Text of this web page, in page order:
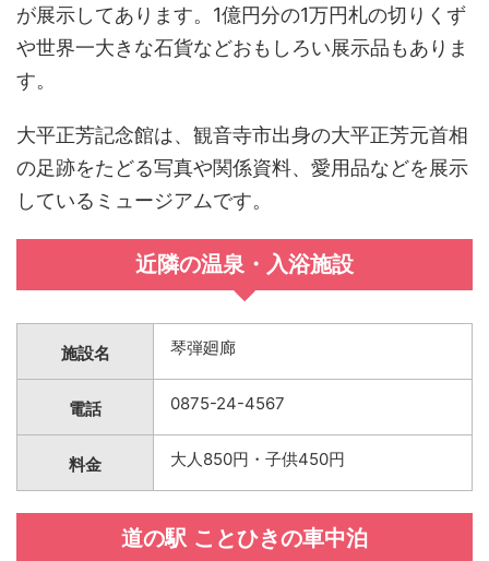
が展示してあります。1億円分の1万円札の切りくず
や世界一大きな石貨などおもしろい展示品もありま
す。
大平正芳記念館は、観音寺市出身の大平正芳元首相
の足跡をたどる写真や関係資料、愛用品などを展示
しているミュージアムです。
近隣の温泉・入浴施設
施設名 琴弾廻廊
電話 0875-24-4567
料金 大人850円・子供450円
道の駅 ことひきの車中泊